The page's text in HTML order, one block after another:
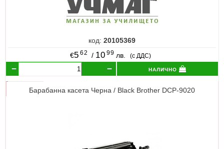
код: 20105369
€5 62 / 10 99 лв. (с ДДС)
налично
Барабанна касета Черна / Black Brother DCP-9020